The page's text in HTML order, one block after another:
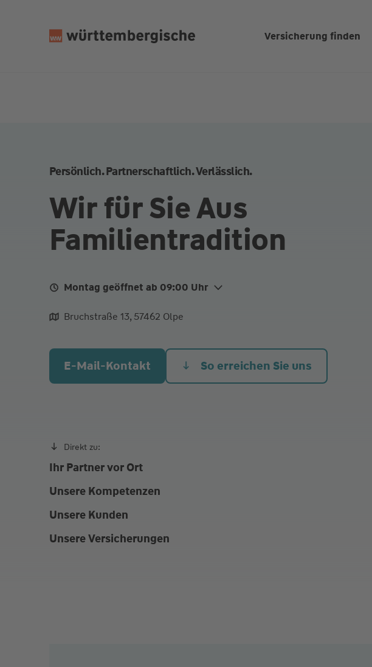
Versicherung finden
Persönlich. Partnerschaftlich. Verlässlich.
Wir für Sie Aus
Familientradition
Montag geöffnet ab 09:00 Uhr
Mo.
09:00 - 12:00
Mi.
09:00 - 12:00
Do.
09:00 - 12:00
Bruchstraße 13, 57462 Olpe
E-Mail-Kontakt So erreichen Sie uns
Direkt zu:
Ihr Partner vor Ort
Unsere Kompetenzen
Unsere Kunden
Unsere Versicherungen